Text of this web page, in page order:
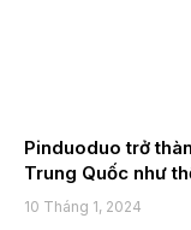
Pinduoduo trở
Trung Quốc như
10 Tháng 1, 2024